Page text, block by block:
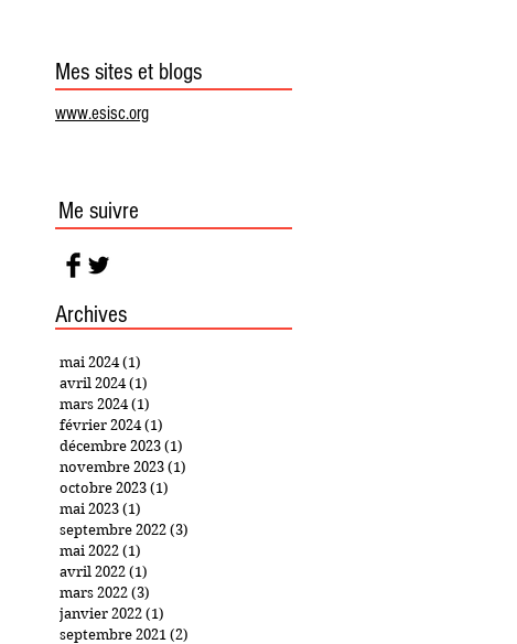
Mes sites et blogs
www.esisc.org
Me suivre
Archives
mai 2024 (1)
avril 2024 (1)
mars 2024 (1)
février 2024 (1)
décembre 2023 (1)
novembre 2023 (1)
octobre 2023 (1)
mai 2023 (1)
septembre 2022 (3)
mai 2022 (1)
avril 2022 (1)
mars 2022 (3)
janvier 2022 (1)
septembre 2021 (2)